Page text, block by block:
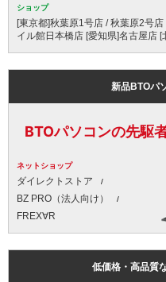
ショップ
[東京都]秋葉原1号店 / 秋葉原2号
イル館日本橋店 [愛知県]名古屋店 [
新品BTOパ
BTOパソコンの先駆
ネットショップ
ダイレクトストア
BZ PRO（法人向け）
FREX∀R
低価格・高品質